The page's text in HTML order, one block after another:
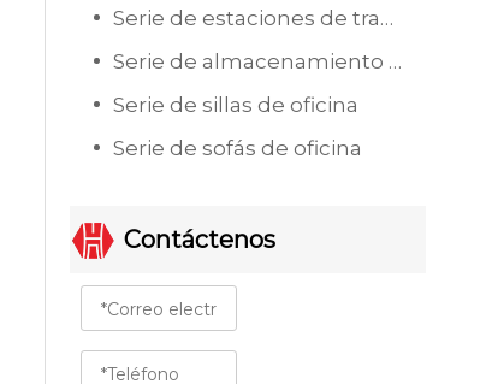
Serie de estaciones de trabajo de oficina
Serie de almacenamiento de oficina
Serie de sillas de oficina
Serie de sofás de oficina
Contáctenos